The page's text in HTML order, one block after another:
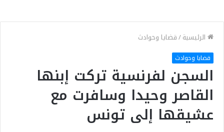
الرئيسية/قضايا وحوادث
قضايا وحوادث
السجن لفرنسية تركت إبنها
القاصر وحيدا وسافرت مع
عشيقها إلى تونس